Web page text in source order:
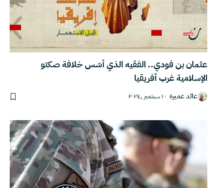
عثمان بن فودي.. الفقيه الذي أسّس خلافة صكتو
الإسلامية غرب أفريقيا
عائد عميرة ١٠ سبتمبر ,٢٠٢٤